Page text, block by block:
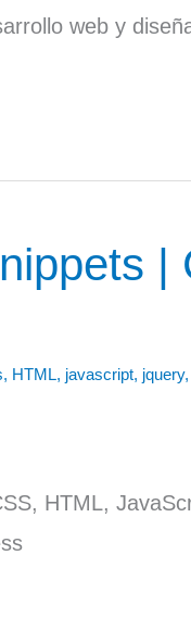
web y
|
, HTML, javascript, jquery,
HTML,